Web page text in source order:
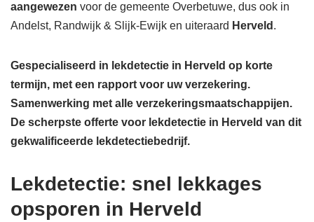
aangewezen voor de gemeente Overbetuwe, dus ook in
Andelst, Randwijk & Slijk-Ewijk en uiteraard Herveld .
Gespecialiseerd in lekdetectie in Herveld op korte
termijn, met een rapport voor uw verzekering.
Samenwerking met alle verzekeringsmaatschappijen.
De scherpste offerte voor lekdetectie in Herveld van dit
gekwalificeerde lekdetectiebedrijf.
Lekdetectie: snel lekkages
opsporen in Herveld